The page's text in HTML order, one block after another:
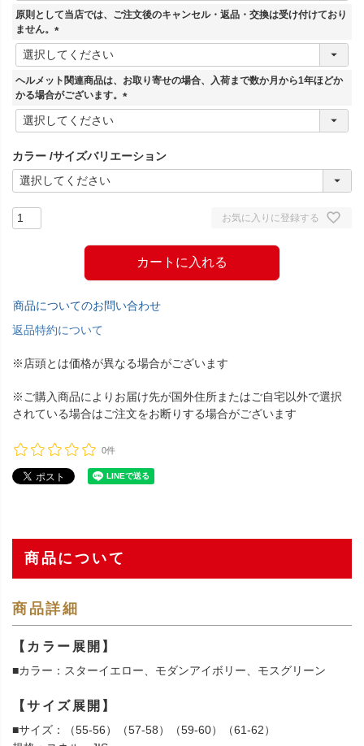
須
原則として当店では、ご注文後のキャンセル・返品・交換は受け付けており
ません。
(
必
須
)
ヘルメット関連商品は、お取り寄せの場合、入荷まで数か月から1年ほどか
かる場合がございます。
(
)
カラー サイズバリエーション
お気に入りに登録する
カートに入れる
商品についてのお問い合わせ
返品特約について
※店頭とは価格が異なる場合がございます
※ご購入商品によりお届け先が国外住所またはご自宅以外で選択
されている場合はご注文をお断りする場合がございます
0件
商品について
商品詳細
【カラー展開】
■カラー：スターイエロー、モダンアイボリー、モスグリーン
【サイズ展開】
■サイズ：（55-56）（57-58）（59-60）（61-62）